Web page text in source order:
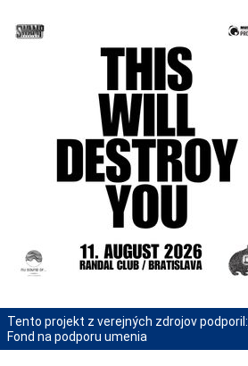
Tento projekt z verejných zdrojov podporil:
Fond na podporu umenia